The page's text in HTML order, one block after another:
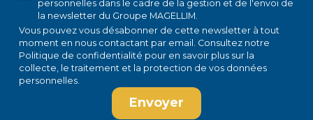
personnelles dans le cadre de la gestion et de l'envoi de
la newsletter du Groupe MAGELLIM.
Vous pouvez vous désabonner de cette newsletter à tout
moment en nous contactant par email . Consultez notre
Politique de confidentialité pour en savoir plus sur la
collecte, le traitement et la protection de vos données
personnelles.